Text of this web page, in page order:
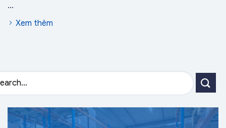
...
Xem thêm